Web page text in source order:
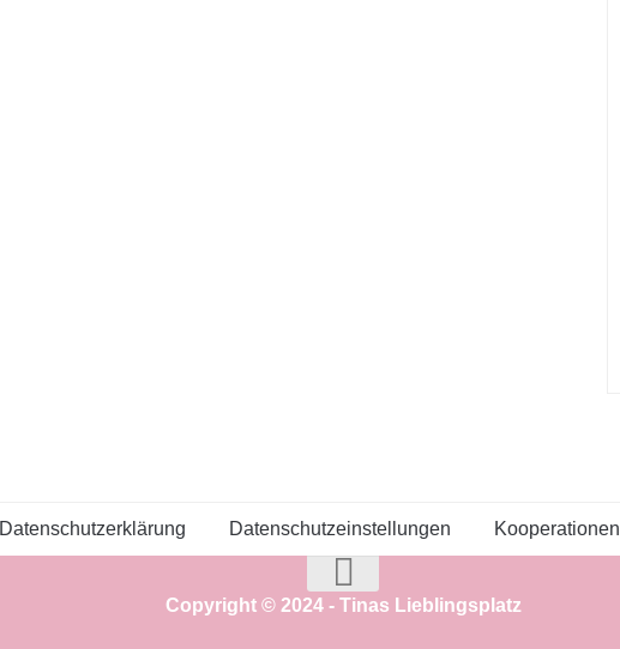
Datenschutzerklärung Datenschutzeinstellungen Kooperationen
Copyright © 2024 - Tinas Lieblingsplatz